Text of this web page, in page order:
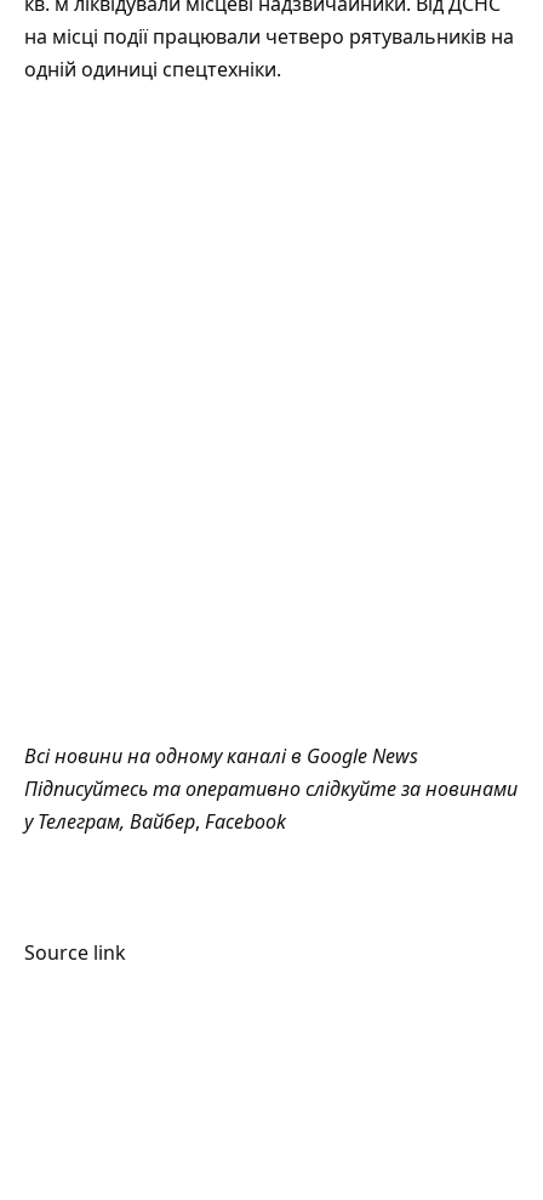
на місці події працювали четверо рятувальників на
одній одиниці спецтехніки.
Всі новини на одному каналі в Google News
Підписуйтесь та оперативно слідкуйте за новинами
уТелеграм, Вайбер, Facebook
Source link